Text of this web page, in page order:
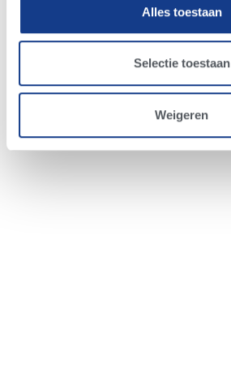
Alles toestaan
Selectie toestaan
Weigeren